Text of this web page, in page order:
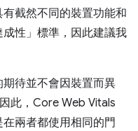
截然不同的裝置功能和
性」標準，因此建議我
待並不會因裝置而異
此，Core Web Vitals
兩者都使用相同的門